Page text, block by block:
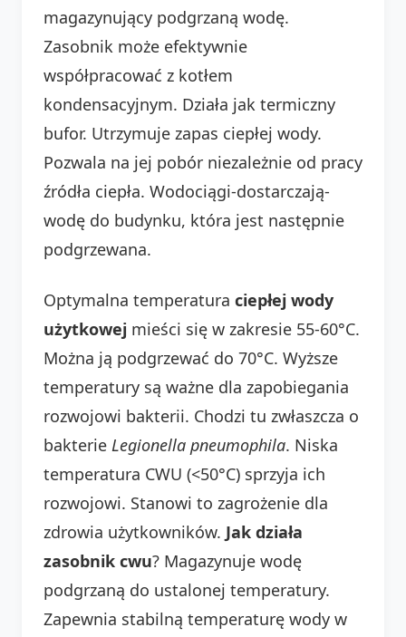
magazynujący podgrzaną wodę.
Zasobnik może efektywnie
współpracować z kotłem
kondensacyjnym. Działa jak termiczny
bufor. Utrzymuje zapas ciepłej wody.
Pozwala na jej pobór niezależnie od pracy
źródła ciepła. Wodociągi-dostarczają-
wodę do budynku, która jest następnie
podgrzewana.
Optymalna temperatura ciepłej wody
użytkowej mieści się w zakresie 55-60°C.
Można ją podgrzewać do 70°C. Wyższe
temperatury są ważne dla zapobiegania
rozwojowi bakterii. Chodzi tu zwłaszcza o
bakterie Legionella pneumophila. Niska
temperatura CWU (<50°C) sprzyja ich
rozwojowi. Stanowi to zagrożenie dla
zdrowia użytkowników. Jak działa
zasobnik cwu? Magazynuje wodę
podgrzaną do ustalonej temperatury.
Zapewnia stabilną temperaturę wody w